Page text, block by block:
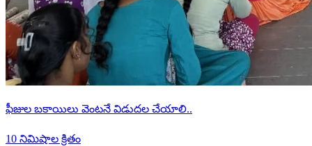
ఫీజుల బకాయిలు వెంటనే విడుదల చేయాలి..
10 నిమిషాల క్రితం